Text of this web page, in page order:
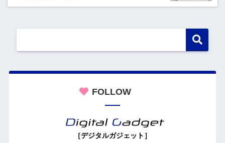
FOLLOW
［デジタルガジェット］